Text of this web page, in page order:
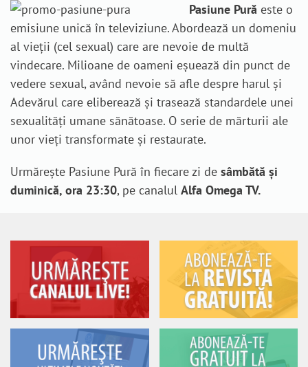
Pasiune Pură este o
emisiune unică în televiziune. Abordează un domeniu
al vieții (cel sexual) care are nevoie de multă
vindecare. Milioane de oameni eșuează din punct de
vedere sexual, având nevoie să afle despre harul și
Adevărul care eliberează și trasează standardele unei
sexualități umane sănătoase. O serie de mărturii ale
unor vieți transformate și restaurate.
Urmărește Pasiune Pură în fiecare zi de sâmbătă și
duminică, ora 23:30, pe canalul Alfa Omega TV.